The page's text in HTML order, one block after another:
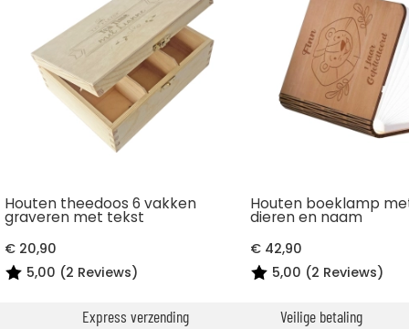
Houten theedoos 6 vakken
graveren met tekst
€ 20,90
5,00 (2 Reviews)
Houten boeklamp
dieren en naam
€ 42,90
5,00 (2 Reviews)
Express verzending Veilige betaling